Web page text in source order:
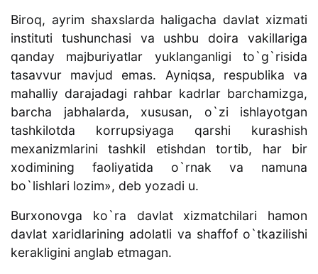
Biroq, ayrim shaxslarda haligacha davlat xizmati
instituti tushunchasi va ushbu doira vakillariga
qanday majburiyatlar yuklanganligi to`g`risida
tasavvur mavjud emas. Ayniqsa, respublika va
mahalliy darajadagi rahbar kadrlar barchamizga,
barcha jabhalarda, xususan, o`zi ishlayotgan
tashkilotda korrupsiyaga qarshi kurashish
mexanizmlarini tashkil etishdan tortib, har bir
xodimining faoliyatida o`rnak va namuna
bo`lishlari lozim», deb yozadi u.
Burxonovga ko`ra davlat xizmatchilari hamon
davlat xaridlarining adolatli va shaffof o`tkazilishi
kerakligini anglab etmagan.